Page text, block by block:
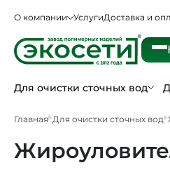
О компании УслугиДоставка и
Для очистки сточных вод
Главная Для очистки сточных вод